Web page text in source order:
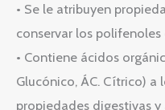
• Se le atribuyen
conservar los polifenoles
• Contiene ácidos
Glucónico, ÁC. Cítrico) a
propiedades digestivas